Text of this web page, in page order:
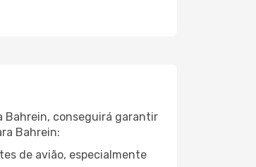
Bahrein, conseguirá garantir
Bahrein:
de avião, especialmente